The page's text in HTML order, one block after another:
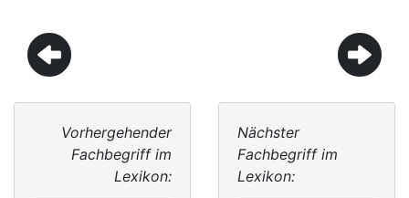
Vorhergehender
Fachbegriff im
Lexikon:
Nächster
Fachbegriff im
Lexikon: